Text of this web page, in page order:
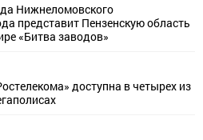
Нижнеломовского
представит Пензенскую область
«Битва заводов»
доступна в четырех из